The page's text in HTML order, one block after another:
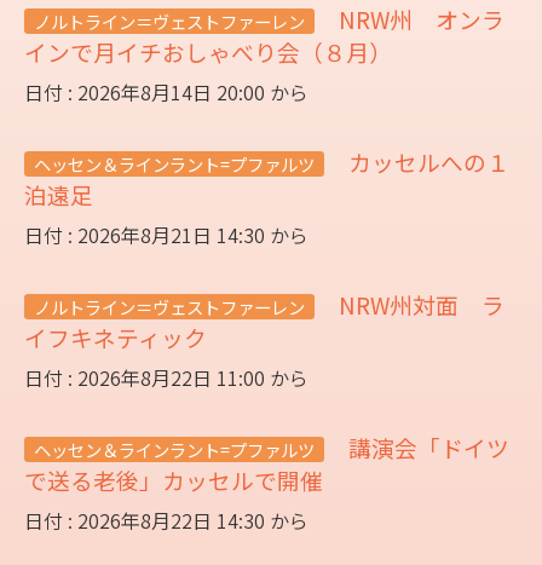
ノルトライン＝ヴェストファーレン
NRW州 オンラ
インで月イチおしゃべり会（８月）
日付 : 2026年8月14日 20:00 から
ヘッセン＆ラインラント=プファルツ
カッセルへの１
泊遠足
日付 : 2026年8月21日 14:30 から
ノルトライン＝ヴェストファーレン
NRW州対面 ラ
イフキネティック
日付 : 2026年8月22日 11:00 から
ヘッセン＆ラインラント=プファルツ
講演会「ドイツ
で送る老後」カッセルで開催
日付 : 2026年8月22日 14:30 から